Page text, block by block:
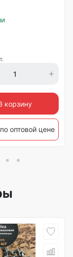
корзину
оптовой цене